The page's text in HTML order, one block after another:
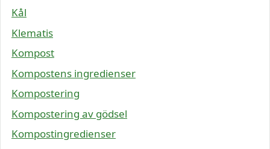
Kål
Klematis
Kompost
Kompostens ingredienser
Kompostering
Kompostering av gödsel
Kompostingredienser